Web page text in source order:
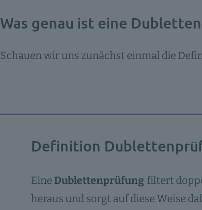
Was genau ist eine
Schauen wir uns zunächst einmal die
Definition
EineDublettenprüfung filtert
heraus und sorgt auf diese Weise